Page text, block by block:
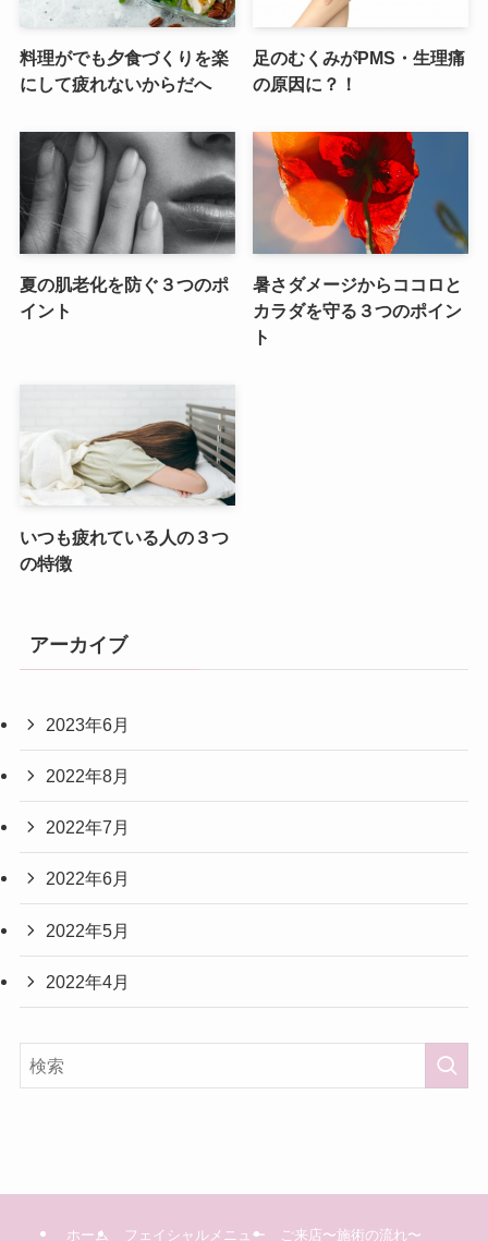
料理がでも夕食づくりを楽
にして疲れないからだへ
足のむくみがPMS・生理痛
の原因に？！
夏の肌老化を防ぐ３つのポ
イント
暑さダメージからココロと
カラダを守る３つのポイン
ト
いつも疲れている人の３つ
の特徴
アーカイブ
2023年6月
2022年8月
2022年7月
2022年6月
2022年5月
2022年4月
ホーム フェイシャルメニュー ご来店〜施術の流れ〜